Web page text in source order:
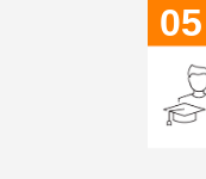
05